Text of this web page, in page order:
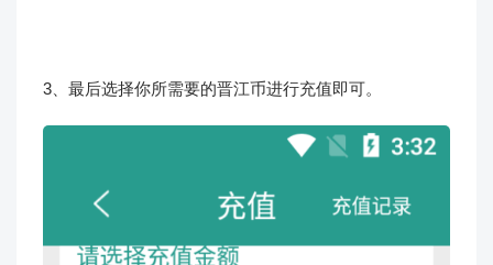
3、最后选择你所需要的晋江币进行充值即可。